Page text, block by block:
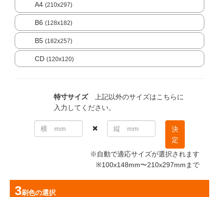
A4 (210x297)
B6 (128x182)
B5 (182x257)
CD (120x120)
特寸サイズ上記以外のサイズはこちらに
入力してください。
決
定
※自動で適応サイズが選択されます
※100x148mm〜210x297mmまで
刷色の選択